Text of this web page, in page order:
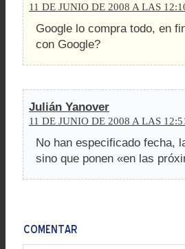
11 DE JUNIO DE 2008 A LAS
Google lo compra todo, en
con Google?
Julián Yanover
11 DE JUNIO DE 2008 A LAS
No han especificado fecha,
sino que ponen «en las